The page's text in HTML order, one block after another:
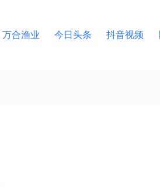
万合渔业 今日头条 抖音视频